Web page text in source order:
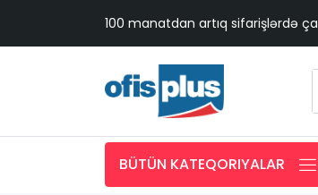
100 manatdan artıq sifarişlərdə
BÜTÜN KATEQORIYALAR